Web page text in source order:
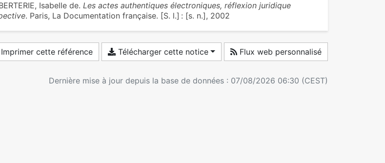
Isabelle de. Les actes authentiques électroniques, réflexion juridique
. Paris, La Documentation française. [S. l.] : [s. n.], 2002
Imprimer cette référence Télécharger cette notice Flux web personnalisé
Dernière mise à jour depuis la base de données : 07/08/2026 06:30 (CEST)